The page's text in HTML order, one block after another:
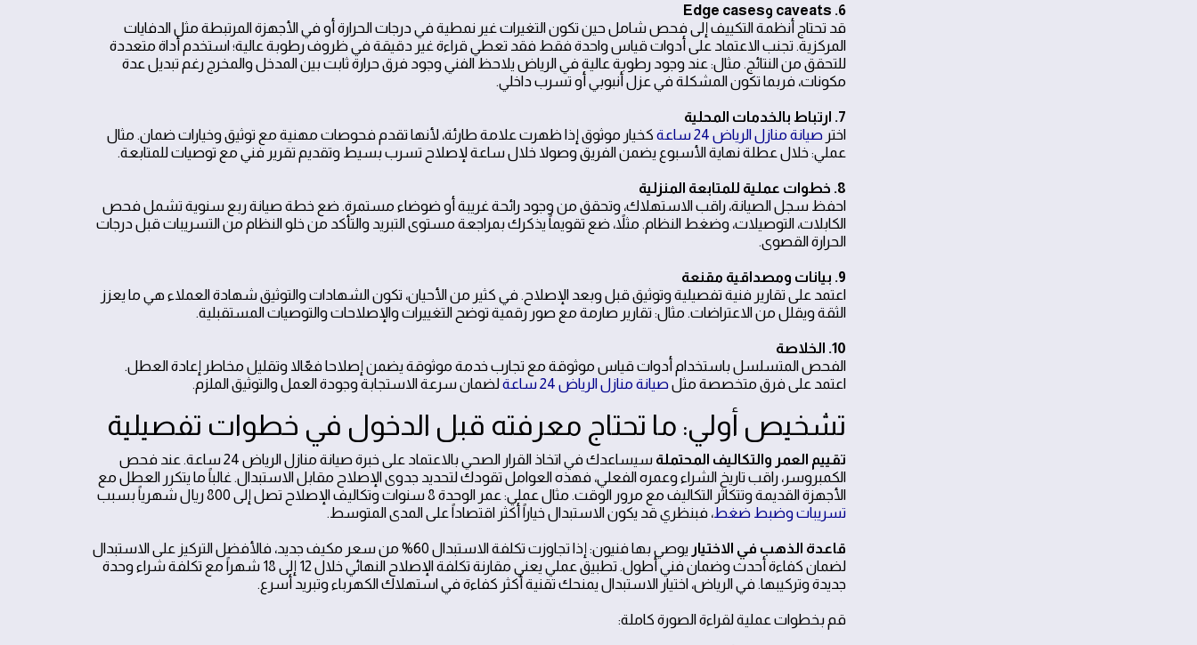
6. caveats وEdge cases
قد تحتاج أنظمة التكييف إلى فحص شامل حين تكون التغيرات غير نمطية في درجات الحرارة أو في الأجهزة المرتبطة مثل الدفايات
المركزية. تجنب الاعتماد على أدوات قياس واحدة فقط فقد تعطي قراءة غير دقيقة في ظروف رطوبة عالية؛ استخدم أداة متعددة
للتحقق من النتائج. مثال: عند وجود رطوبة عالية في الرياض يلاحظ الفني وجود فرق حرارة ثابت بين المدخل والمخرج رغم تبديل عدة
مكونات، فربما تكون المشكلة في عزل أنبوبي أو تسرب داخلي.
7. ارتباط بالخدمات المحلية
اخترصيانة منازل الرياض 24 ساعة
كخيار موثوق إذا ظهرت علامة طارئة، لأنها تقدم فحوصات مهنية مع توثيق وخيارات ضمان. مثال
عملي: خلال عطلة نهاية الأسبوع يضمن الفريق وصولا خلال ساعة لإصلاح تسرب بسيط وتقديم تقرير فني مع توصيات للمتابعة.
8. خطوات عملية للمتابعة المنزلية
احفظ سجل الصيانة، راقب الاستهلاك، وتحقق من وجود رائحة غريبة أو ضوضاء مستمرة. ضع خطة صيانة ربع سنوية تشمل فحص
الكابلات، التوصيلات، وضغط النظام. مثلاً، ضع تقويماً يذكرك بمراجعة مستوى التبريد والتأكد من خلو النظام من التسريبات قبل درجات
الحرارة القصوى.
9. بيانات ومصداقية مقنعة
اعتمد على تقارير فنية تفصيلية وتوثيق قبل وبعد الإصلاح. في كثير من الأحيان، تكون الشهادات والتوثيق شهادة العملاء هي ما يعزز
الثقة ويقلل من الاعتراضات. مثال: تقارير صارمة مع صور رقمية توضح التغييرات والإصلاحات والتوصيات المستقبلية.
10. الخلاصة
الفحص المتسلسل باستخدام أدوات قياس موثوقة مع تجارب خدمة موثوقة يضمن إصلاحا فعّالا وتقليل مخاطر إعادة العطل.
اعتمد على فرق متخصصة مثلصيانة منازل الرياض 24 ساعة لضمان سرعة الاستجابة وجودة العمل والتوثيق الملزم.
تشخيص أولي: ما تحتاج معرفته قبل الدخول في خطوات تفصيلية
تقييم العمر والتكاليف المحتملة
سيساعدك في اتخاذ القرار الصحي بالاعتماد على خبرة صيانة منازل الرياض 24 ساعة. عند فحص
الكمبروسر، راقب تاريخ الشراء وعمره الفعلي، فهذه العوامل تقودك لتحديد جدوى الإصلاح مقابل الاستبدال. غالباً ما يتكرر العطل مع
الأجهزة القديمة وتتكاثر التكاليف مع مرور الوقت. مثال عملي: عمر الوحدة 8 سنوات وتكاليف الإصلاح تصل إلى 800 ريال شهرياً بسبب
تسريبات وضبط ضغط، فبنظري قد يكون الاستبدال خياراً أكثر اقتصاداً على المدى المتوسط.
قاعدة الذهب في الاختيار
يوصي بها فنيون: إذا تجاوزت تكلفة الاستبدال 60% من سعر مكيف جديد، فالأفضل التركيز على الاستبدال
لضمان كفاءة أحدث وضمان فني أطول. تطبيق عملي يعني مقارنة تكلفة الإصلاح النهائي خلال 12 إلى 18 شهراً مع تكلفة شراء وحدة
جديدة وتركيبها. في الرياض، اختيار الاستبدال يمنحك تقنية أكثر كفاءة في استهلاك الكهرباء وتبريد أسرع.
قم بخطوات عملية لقراءة الصورة كاملة: